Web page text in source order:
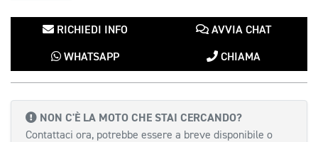
RICHIEDI INFO AVVIA CHAT
WHATSAPP CHIAMA
NON C'È LA MOTO CHE STAI CERCANDO?
Contattaci ora, potrebbe essere a breve disponibile o